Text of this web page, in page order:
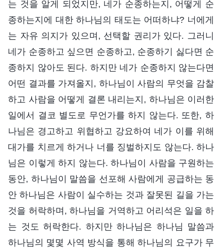
는 것을 알게 되었지만, 네가 순종하는지, 어떻게 순
종하는지에 대한 하나님의 태도는 어떠하냐? 너에게
는 자유 의지가 있으며, 선택할 권리가 있다. 그러니
네가 순종하고 싶으면 순종하고, 순종하기 싫다면 순
종하지 않아도 된다. 하지만 네가 순종하지 않는다면
어떤 결과를 가져올지, 하나님이 사람의 무엇을 감찰
하고 사람을 어떻게 결론 내리는지, 하나님은 이러한
일에서 결코 별도로 무언가를 하지 않는다. 또한, 하
나님은 경고하고 위협하고 강요하여 네가 이를 위해
대가를 치르게 하거나 너를 징벌하지도 않는다. 하나
님은 이렇게 하지 않는다. 하나님이 사람을 구원하는
동안, 하나님이 말씀을 선포해 사람에게 공급하는 동
안 하나님은 사람이 실수하는 것과 잘못된 길을 가는
것을 허락하며, 하나님을 거역하고 어리석은 일을 하
는 것도 허락한다. 하지만 하나님은 하나님 말씀과
하나님의 몇몇 사역 방식을 통해 하나님의 요구가 무